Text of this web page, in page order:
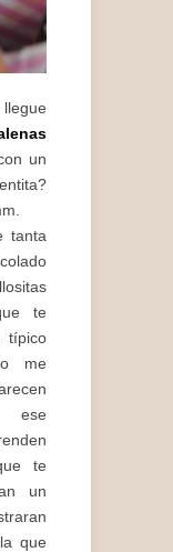
un
tanta
te
típico
me
ese
te
un
que